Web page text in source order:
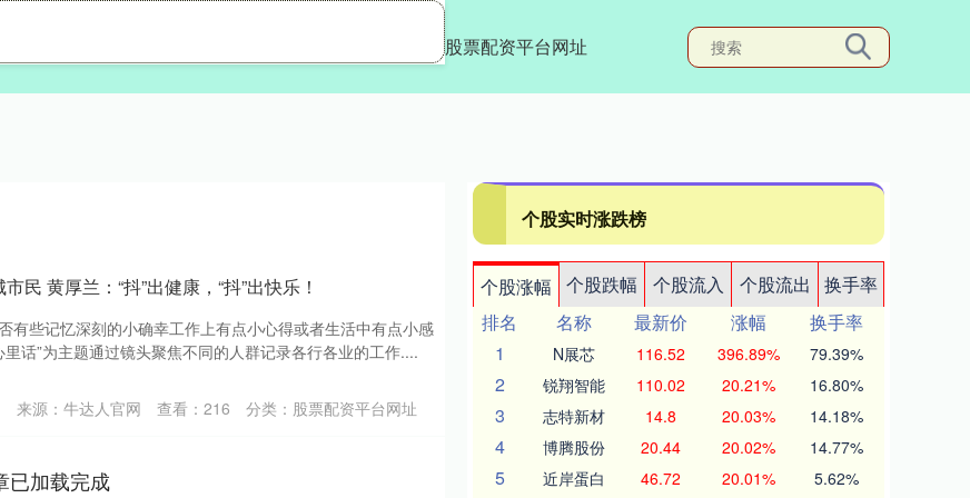
股票配资平台网址
民 黄厚兰：“抖”出健康，“抖”出快乐！
有些记忆深刻的小确幸工作上有点小心得或者生活中有点小感
话”为主题通过镜头聚焦不同的人群记录各行各业的工作....
来源：牛达人官网 查看：216 分类： 股票配资平台网址
已加载完成
个股实时涨跌榜
个股涨幅 个股跌幅 个股流入 个股流出
换手率
排名
名称 最新价 涨幅
换手率
1
N展芯 116.52 396.89% 79.39%
2 锐翔智能 110.02 20.21% 16.80%
3 志特新材 14.8 20.03% 14.18%
4 博腾股份 20.44 20.02% 14.77%
5 近岸蛋白 46.72 20.01% 5.62%